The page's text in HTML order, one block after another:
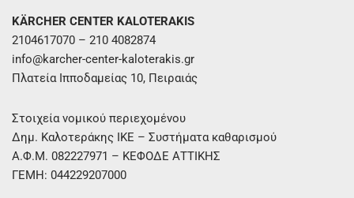
KÄRCHER CENTER KALOTERAKIS
2104617070 – 210 4082874
info@karcher-center-kaloterakis.gr
Πλατεία Ιπποδαμείας 10, Πειραιάς
Στοιχεία νομικού περιεχομένου
Δημ. Καλοτεράκης ΙΚΕ – Συστήματα καθαρισμού
Α.Φ.Μ. 082227971 – ΚΕΦΟΔΕ ΑΤΤΙΚΗΣ
ΓΕΜΗ: 044229207000